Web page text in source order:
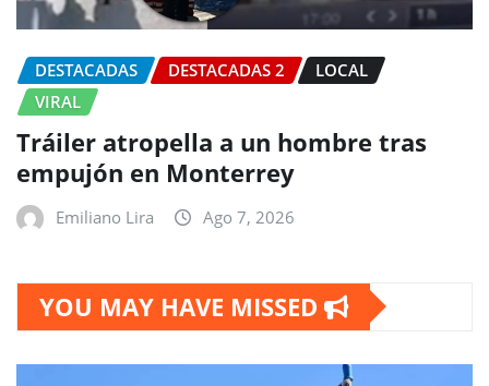
DESTACADAS DESTACADAS 2
LOCAL
VIRAL
Tráiler atropella a un hombre tras
empujón en Monterrey
Emiliano Lira Ago 7, 2026
YOU MAY HAVE MISSED